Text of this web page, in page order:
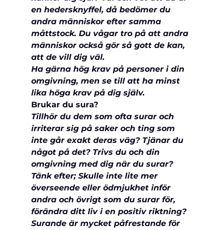
en hedersknyffel, då bedömer du
andra människor efter samma
måttstock. Du vågar tro på att andra
människor också gör så gott de kan,
att de vill dig väl.
Ha gärna hög krav på personer i din
omgivning, men se till att ha minst
lika höga krav på dig själv.
Brukar du sura?
Tillhör du dem som ofta surar och
irriterar sig på saker och ting som
inte går exakt deras väg? Tjänar du
något på det? Trivs du och din
omgivning med dig när du surar?
Tänk efter; Skulle inte lite mer
överseende eller ödmjukhet inför
andra och övrigt som du surar för,
förändra ditt liv i en positiv riktning?
Surande är mycket påfrestande för